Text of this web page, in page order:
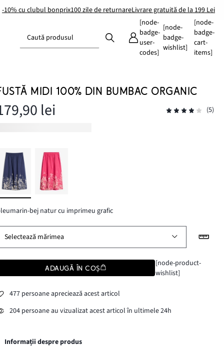
-10% cu clubul bonprix100 zile de returnareLivrare gratuită de la 199 Lei
Caută produsul
[node-
badge-
user-
codes]
[node-
badge-
wishlist]
[node-
badge-
cart-
items]
MIDI 100% DIN BUMBAC ORGANIC
lei (5)
bej natur cu imprimeu grafic
Selectează mărimea
ADAUGĂ ÎN COȘ
[node-product-
wishlist]
477 persoane apreciează acest articol
204 persoane au vizualizat acest articol în ultimele 24h
Informații despre produs